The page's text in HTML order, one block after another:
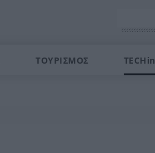
ΤΟΥΡΙΣΜΟΣ TECHin